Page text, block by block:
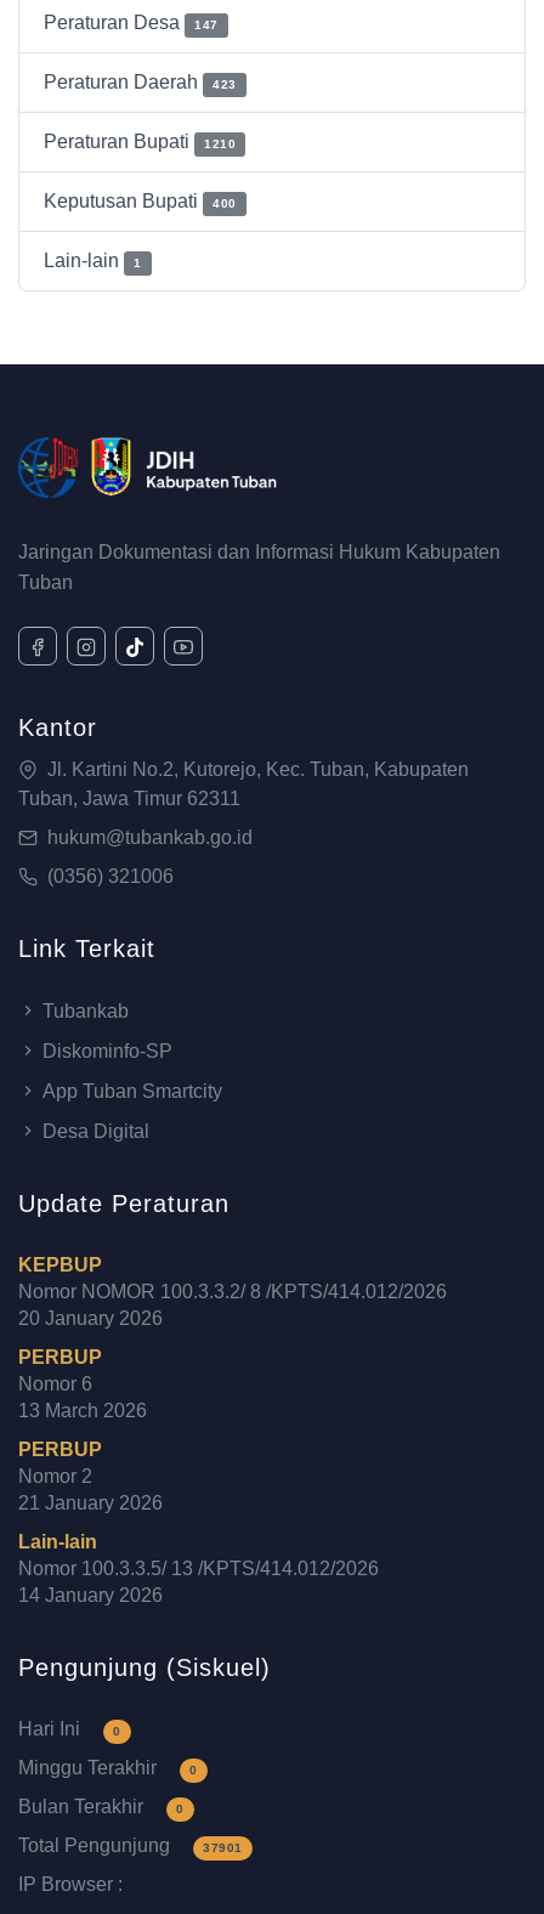
Peraturan Desa 147
Peraturan Daerah 423
Peraturan Bupati 1210
Keputusan Bupati 400
Lain-lain 1
Jaringan Dokumentasi dan Informasi Hukum Kabupaten
Tuban
Kantor
Jl. Kartini No.2, Kutorejo, Kec. Tuban, Kabupaten
Tuban, Jawa Timur 62311
hukum@tubankab.go.id
(0356) 321006
Link Terkait
Tubankab
Diskominfo-SP
App Tuban Smartcity
Desa Digital
Update Peraturan
KEPBUP
Nomor NOMOR 100.3.3.2/ 8 /KPTS/414.012/2026
20 January 2026
PERBUP
Nomor 6
13 March 2026
PERBUP
Nomor 2
21 January 2026
Lain-lain
Nomor 100.3.3.5/ 13 /KPTS/414.012/2026
14 January 2026
Pengunjung (Siskuel)
Hari Ini 0
Minggu Terakhir 0
Bulan Terakhir 0
Total Pengunjung 37901
IP Browser :